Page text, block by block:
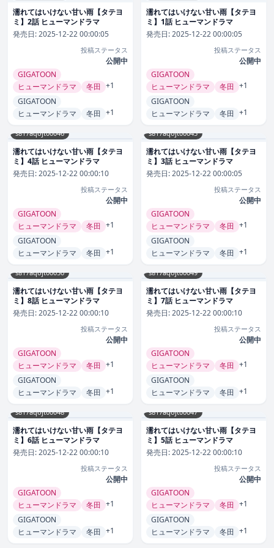
濡れてはいけない甘い雨【タテヨ
ミ】2話 ヒューマンドラマ
発売日:2025-12-22 00:00:05
投稿ステータス
公開中
GIGATOON
ヒューマンドラマ
冬田 +1
GIGATOON
ヒューマンドラマ
冬田 +1
濡れてはいけない甘い雨【タテヨ
ミ】1話 ヒューマンドラマ
発売日:2025-12-22 00:00:05
投稿ステータス
公開中
GIGATOON
ヒューマンドラマ
冬田 +1
GIGATOON
ヒューマンドラマ
冬田 +1
s817aqojt00046
濡れてはいけない甘い雨【タテヨ
ミ】4話 ヒューマンドラマ
発売日:2025-12-22 00:00:10
投稿ステータス
公開中
GIGATOON
ヒューマンドラマ
冬田 +1
GIGATOON
ヒューマンドラマ
冬田 +1
s817aqojt00045
濡れてはいけない甘い雨【タテヨ
ミ】3話 ヒューマンドラマ
発売日:2025-12-22 00:00:05
投稿ステータス
公開中
GIGATOON
ヒューマンドラマ
冬田 +1
GIGATOON
ヒューマンドラマ
冬田 +1
s817aqojt00050
濡れてはいけない甘い雨【タテヨ
ミ】8話 ヒューマンドラマ
発売日:2025-12-22 00:00:10
投稿ステータス
公開中
GIGATOON
ヒューマンドラマ
冬田 +1
GIGATOON
ヒューマンドラマ
冬田 +1
s817aqojt00049
濡れてはいけない甘い雨【タテヨ
ミ】7話 ヒューマンドラマ
発売日:2025-12-22 00:00:10
投稿ステータス
公開中
GIGATOON
ヒューマンドラマ
冬田 +1
GIGATOON
ヒューマンドラマ
冬田 +1
s817aqojt00048
濡れてはいけない甘い雨【タテヨ
ミ】6話 ヒューマンドラマ
発売日:2025-12-22 00:00:10
投稿ステータス
公開中
GIGATOON
ヒューマンドラマ
冬田 +1
GIGATOON
ヒューマンドラマ
冬田 +1
s817aqojt00047
濡れてはいけない甘い雨【タテヨ
ミ】5話 ヒューマンドラマ
発売日:2025-12-22 00:00:10
投稿ステータス
公開中
GIGATOON
ヒューマンドラマ
冬田 +1
GIGATOON
ヒューマンドラマ
冬田 +1